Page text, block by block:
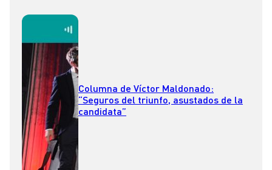
Columna de Víctor Maldonado:
“Seguros del triunfo, asustados de la
candidata”